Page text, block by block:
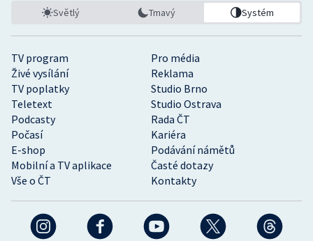
TV program
Pro média
Živé vysílání
Reklama
TV poplatky
Studio Brno
Teletext
Studio Ostrava
Podcasty
Rada ČT
Počasí
Kariéra
E-shop
Podávání námětů
Mobilní a TV aplikace
Časté dotazy
Vše o ČT
Kontakty
Světlý Tmavý Systém